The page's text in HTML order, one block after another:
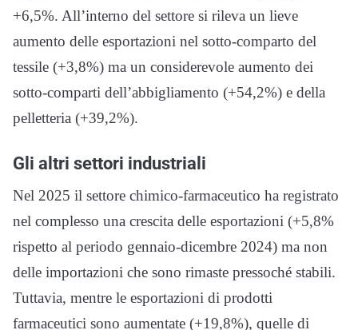
+6,5%. All’interno del settore si rileva un lieve
aumento delle esportazioni nel sotto-comparto del
tessile (+3,8%) ma un considerevole aumento dei
sotto-comparti dell’abbigliamento (+54,2%) e della
pelletteria (+39,2%).
Gli altri settori industriali
Nel 2025 il settore chimico-farmaceutico ha registrato
nel complesso una crescita delle esportazioni (+5,8%
rispetto al periodo gennaio-dicembre 2024) ma non
delle importazioni che sono rimaste pressoché stabili.
Tuttavia, mentre le esportazioni di prodotti
farmaceutici sono aumentate (+19,8%), quelle di